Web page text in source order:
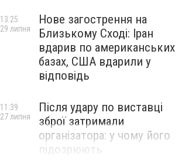
Нове загострення на
Близькому Сході: Іран
вдарив по американських
базах, США вдарили у
відповідь
13:25
29 липня
Після удару по виставці
зброї затримали
організатора: у чому його
підозрюють
11:39
27 липня